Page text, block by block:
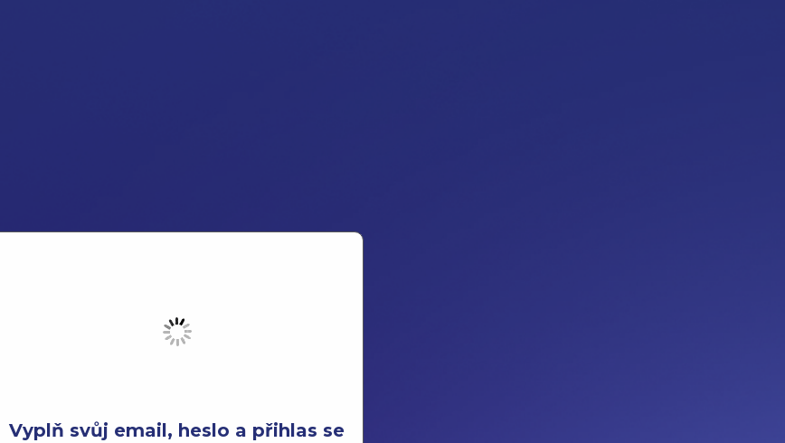
Vyplň svůj email, heslo a přihlas se